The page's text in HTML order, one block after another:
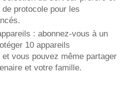
protocole pour les
: abonnez-vous à un
10 appareils
vous pouvez même partager
et votre famille.